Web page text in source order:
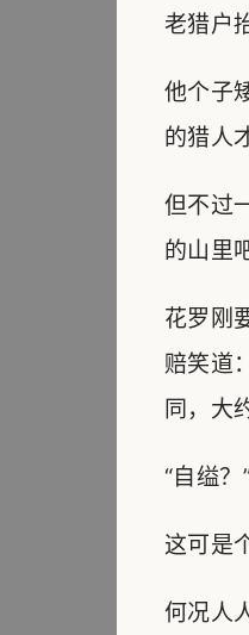
老猎户
他个子
的猎人
但不过
的山里
花罗刚
赔笑道
同，大
“自缢？
这可是
何况人